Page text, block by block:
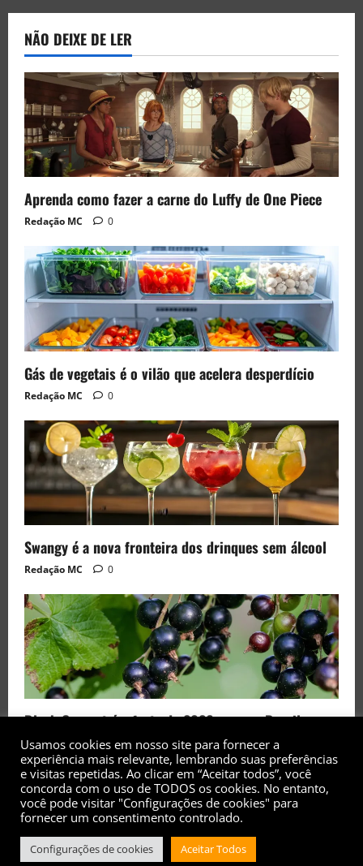
NÃO DEIXE DE LER
Aprenda como fazer a carne do Luffy de One Piece
Redação MC 0
Gás de vegetais é o vilão que acelera desperdício
Redação MC 0
Swangy é a nova fronteira dos drinques sem álcool
Redação MC 0
Black Currant é a fruta de 2026 rara no Brasil
Redação MC 0
Copyright© 2017 - 2026 - Todos os direitos
Usamos cookies em nosso site para fornecer a
experiência mais relevante, lembrando suas preferências
e visitas repetidas. Ao clicar em “Aceitar todos”, você
concorda com o uso de TODOS os cookies. No entanto,
você pode visitar "Configurações de cookies" para
fornecer um consentimento controlado.
Configurações de cookies Aceitar Todos